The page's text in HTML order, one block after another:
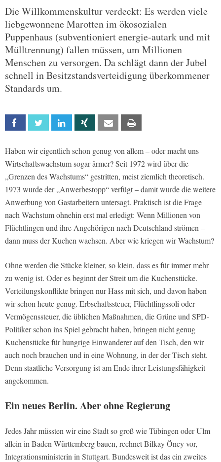
Die Willkommenskultur verdeckt: Es werden viele
liebgewonnene Marotten im ökosozialen
Puppenhaus (subventioniert energie-autark und mit
Mülltrennung) fallen müssen, um Millionen
Menschen zu versorgen. Da schlägt dann der Jubel
schnell in Besitzstandsverteidigung überkommener
Standards um.
Facebook Twitter Linkedin Xing Email
Haben wir eigentlich schon genug von allem – oder macht uns
Wirtschaftswachstum sogar ärmer? Seit 1972 wird über die
„Grenzen des Wachstums“ gestritten, meist ziemlich theoretisch.
1973 wurde der „Anwerbestopp“ verfügt – damit wurde die weitere
Anwerbung von Gastarbeitern untersagt. Praktisch ist die Frage
nach Wachstum ohnehin erst mal erledigt: Wenn Millionen von
Flüchtlingen und ihre Angehörigen nach Deutschland strömen –
dann muss der Kuchen wachsen. Aber wie kriegen wir Wachstum?
Ohne werden die Stücke kleiner, so klein, dass es für immer mehr
zu wenig ist. Oder es beginnt der Streit um die Kuchenstücke.
Verteilungskonflikte bringen nur Hass mit sich, und davon haben
wir schon heute genug. Erbschaftssteuer, Flüchtlingssoli oder
Vermögenssteuer, die üblichen Maßnahmen, die Grüne und SPD-
Politiker schon ins Spiel gebracht haben, bringen nicht genug
Kuchenstücke für hungrige Einwanderer auf den Tisch, den wir
auch noch brauchen und in eine Wohnung, in der der Tisch steht.
Denn staatliche Versorgung ist am Ende ihrer Leistungsfähigkeit
angekommen.
Ein neues Berlin. Aber ohne Regierung
Jedes Jahr müssten wir eine Stadt so groß wie Tübingen oder Ulm
allein in Baden-Württemberg bauen, rechnet Bilkay Öney vor,
Integrationsministerin in Stuttgart. Bundesweit ist das ein zweites